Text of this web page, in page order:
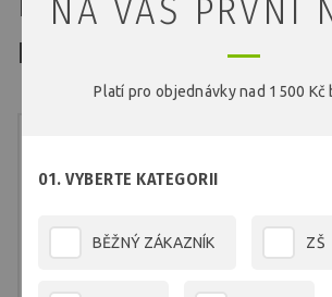
modrý A3/80g/
NA VÁŠ PRVNÍ
Platí pro objednávky nad 1500 Kč
01. VYBERTE KATEGORII
BĚŽNÝ ZÁKAZNÍK ZŠ